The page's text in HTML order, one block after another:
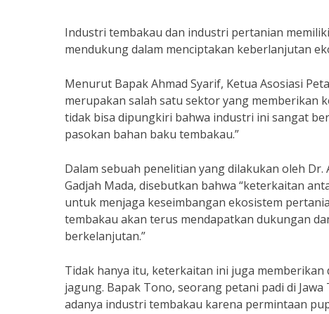
Industri tembakau dan industri pertanian
mendukung dalam menciptakan keberlanjutan
Menurut Bapak Ahmad Syarif, Ketua Asosiasi
merupakan salah satu sektor yang memberikan
tidak bisa dipungkiri bahwa industri ini sangat
pasokan bahan baku tembakau.”
Dalam sebuah penelitian yang dilakukan oleh
Gadjah Mada, disebutkan bahwa “keterkaitan
untuk menjaga keseimbangan ekosistem
tembakau akan terus mendapatkan dukungan
berkelanjutan.”
Tidak hanya itu, keterkaitan ini juga
jagung. Bapak Tono, seorang petani padi di
adanya industri tembakau karena permintaan